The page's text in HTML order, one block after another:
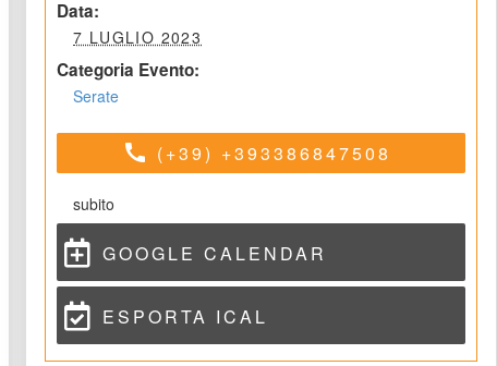
Data:
7 LUGLIO 2023
Categoria Evento:
Serate
call (+39) +393386847508
ubito
GOOGLE CALENDAR
ESPORTA ICAL